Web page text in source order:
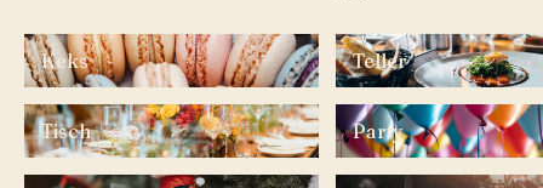
Keks Teller
Tisch Party